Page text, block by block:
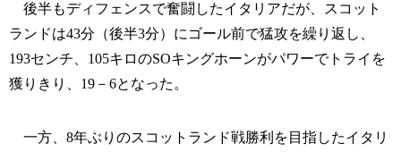
後半もディフェンスで奮闘したイタリアだが、スコット
ランドは43分（後半3分）にゴール前で猛攻を繰り返し、
193センチ、105キロのSOキングホーンがパワーでトライを
獲りきり、19－6となった。
一方、8年ぶりのスコットランド戦勝利を目指したイタリ